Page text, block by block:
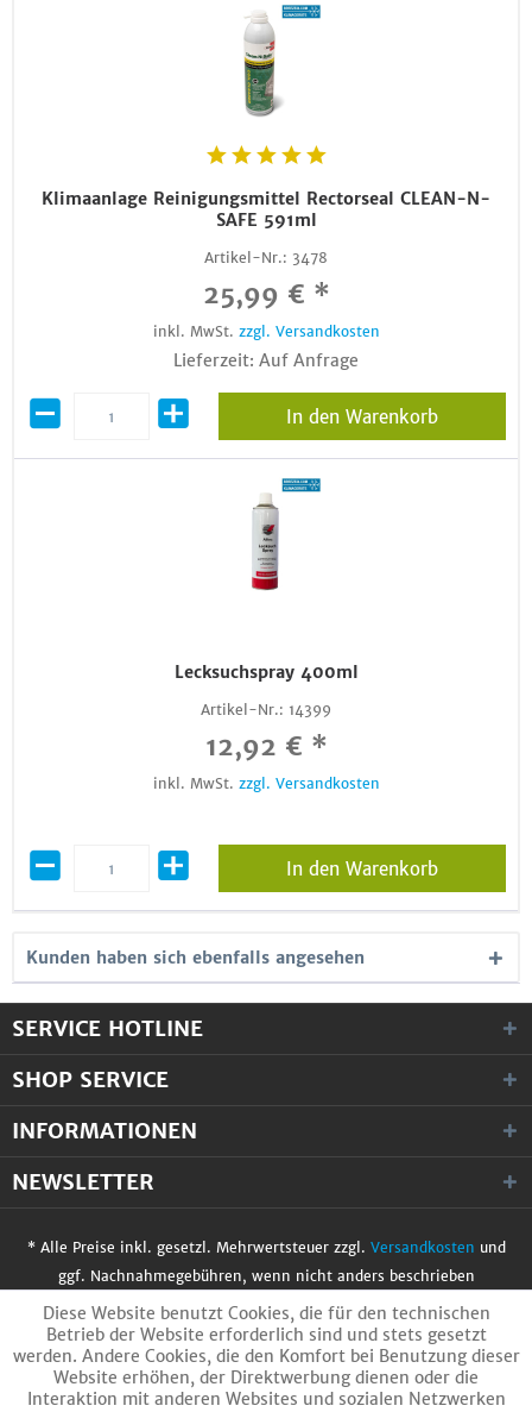
Klimaanlage Reinigungsmittel Rectorseal CLEAN-N-
SAFE 591ml
Artikel-Nr.: 3478
25,99 € *
inkl. MwSt. zzgl. Versandkosten
Lieferzeit: Auf Anfrage
In den Warenkorb
Lecksuchspray 400ml
Artikel-Nr.: 14399
12,92 € *
inkl. MwSt. zzgl. Versandkosten
In den Warenkorb
Kunden haben sich ebenfalls angesehen
SERVICE HOTLINE
SHOP SERVICE
INFORMATIONEN
NEWSLETTER
* Alle Preise inkl. gesetzl. Mehrwertsteuer zzgl. Versandkosten und
ggf. Nachnahmegebühren, wenn nicht anders beschrieben
Diese Website benutzt Cookies, die für den technischen
Betrieb der Website erforderlich sind und stets gesetzt
werden. Andere Cookies, die den Komfort bei Benutzung dieser
Website erhöhen, der Direktwerbung dienen oder die
Interaktion mit anderen Websites und sozialen Netzwerken